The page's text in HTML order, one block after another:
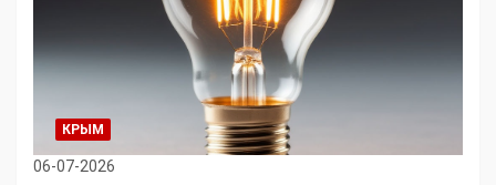
КРЫМ
06-07-2026